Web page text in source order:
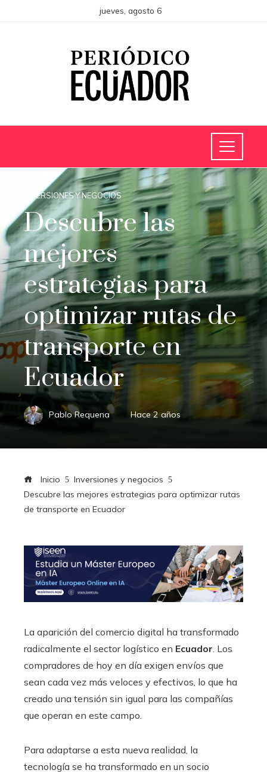
jueves, agosto 6
INVERSIONES Y NEGOCIOS
Descubre las
mejores
estrategias para
optimizar rutas de
transporte en
Ecuador
Pablo Requena Hace 2 años
Inicio
Inversiones y negocios
Descubre las mejores estrategias para optimizar rutas
de transporte en Ecuador
La aparición del comercio digital ha transformado
radicalmente el sector logístico en Ecuador . Los
compradores de hoy en día exigen envíos que
sean cada vez más veloces y efectivos, lo que ha
creado una tensión sin igual para las compañías
que operan en este campo.
Para adaptarse a esta nueva realidad, la
tecnología se ha transformado en un socio